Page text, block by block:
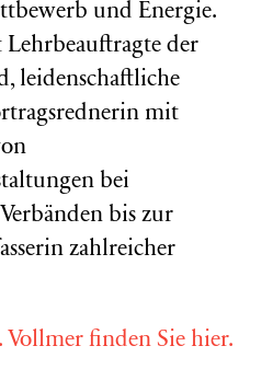
und Energie.
Lehrbeauftragte der
leidenschaftliche
mit
bei
bis zur
zahlreicher
finden Sie hier.